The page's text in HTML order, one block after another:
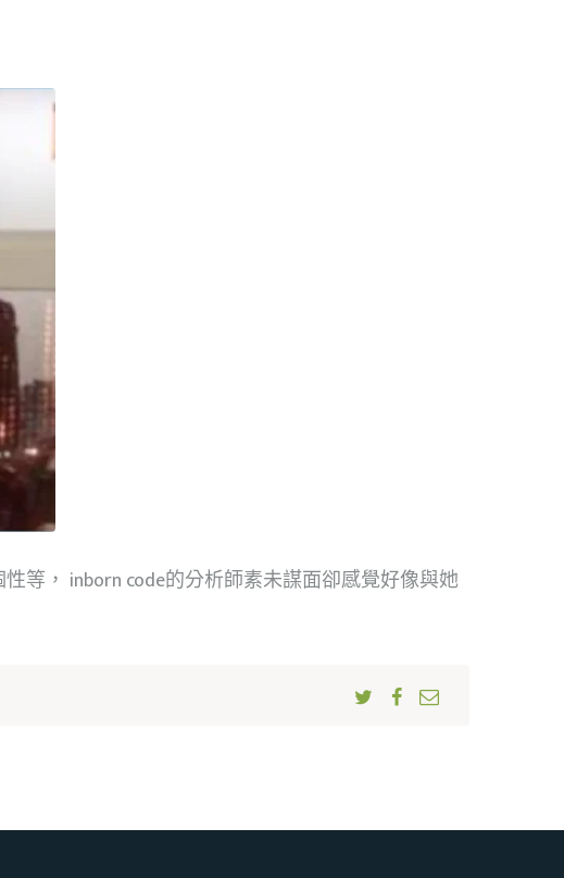
等， inborn code的分析師素未謀面卻感覺好像與她